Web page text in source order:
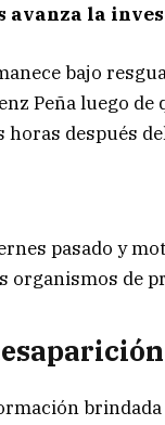
avanza la
bajo
Peña luego
horas después
pasado y
organismos de